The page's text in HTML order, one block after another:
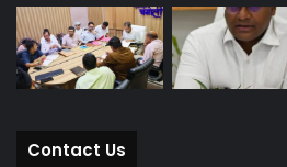
Contact Us